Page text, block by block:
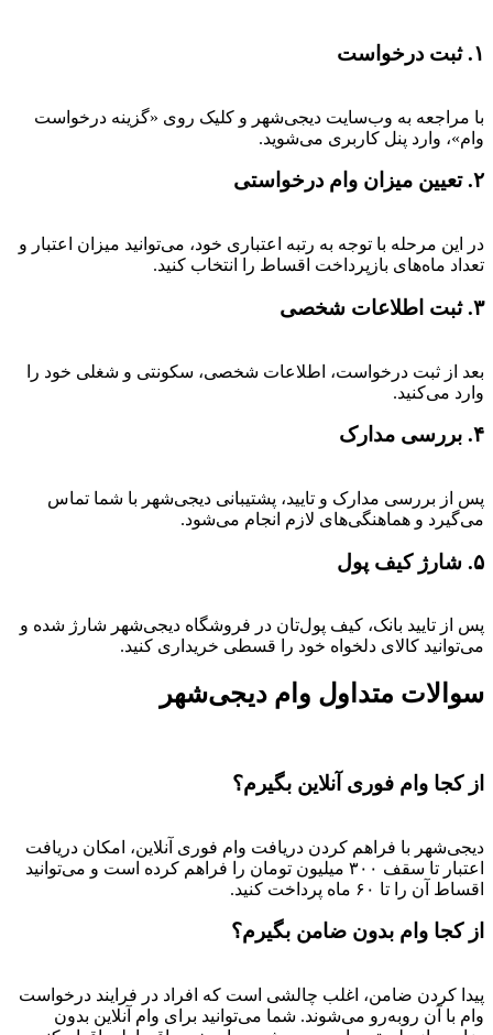
۱. ثبت درخواست
با مراجعه به وب‌سایت دیجی‌شهر و کلیک روی «گزینه درخواست
وام»، وارد پنل کاربری می‌شوید.
۲. تعیین میزان وام درخواستی
در این مرحله با توجه به رتبه اعتباری خود، می‌توانید میزان اعتبار و
تعداد ماه‌های بازپرداخت اقساط را انتخاب کنید.
۳. ثبت اطلاعات شخصی
بعد از ثبت درخواست، اطلاعات شخصی، سکونتی و شغلی خود را
وارد می‌کنید.
۴. بررسی مدارک
پس از بررسی مدارک و تایید، پشتیبانی دیجی‌شهر با شما تماس
می‌گیرد و هماهنگی‌های لازم انجام می‌شود.
۵. شارژ کیف پول
پس از تایید بانک، کیف پول‌تان در فروشگاه دیجی‌شهر شارژ شده و
می‌توانید کالای دلخواه خود را قسطی خریداری کنید.
سوالات متداول وام دیجی‌شهر
از کجا وام فوری آنلاین بگیرم؟
دیجی‌شهر با فراهم کردن دریافت وام فوری آنلاین، امکان دریافت
اعتبار تا سقف ۳۰۰ میلیون تومان را فراهم کرده است و می‌توانید
اقساط آن را تا ۶۰ ماه پرداخت کنید.
از کجا وام بدون ضامن بگیرم؟
پیدا کردن ضامن، اغلب چالشی است که افراد در فرایند درخواست
وام با آن روبه‌رو می‌شوند. شما می‌توانید برای وام آنلاین بدون